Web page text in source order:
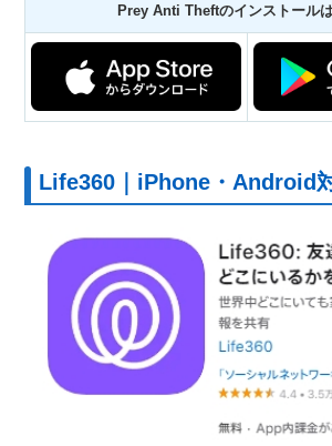
Prey Anti Theftのインストール
Life360｜iPhone・Android